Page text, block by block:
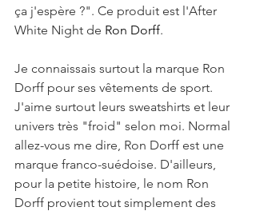
ça j'espère ?". Ce produit est l'After
White Night de Ron Dorff.
Je connaissais surtout la marque Ron
Dorff pour ses vêtements de sport.
J'aime surtout leurs sweatshirts et leur
univers très "froid" selon moi. Normal
allez-vous me dire, Ron Dorff est une
marque franco-suédoise. D'ailleurs,
pour la petite histoire, le nom Ron
Dorff provient tout simplement des